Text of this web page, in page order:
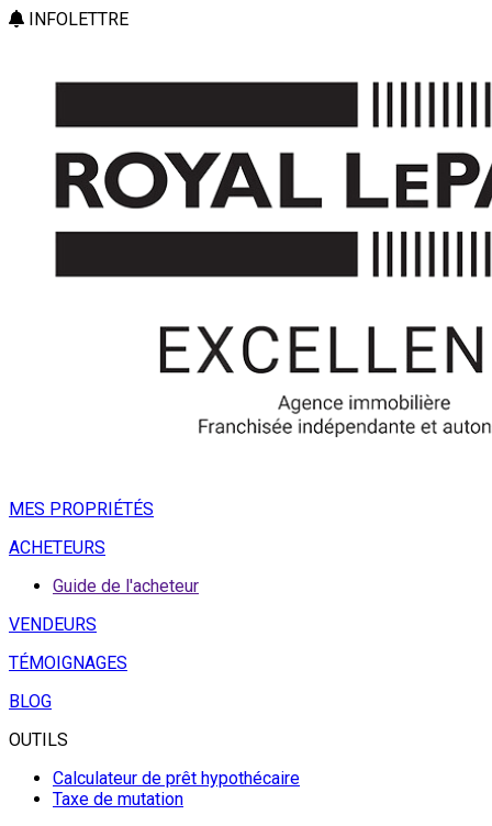
INFOLETTRE
MES PROPRIÉTÉS
ACHETEURS
Guide de l'acheteur
VENDEURS
TÉMOIGNAGES
BLOG
OUTILS
Calculateur de prêt hypothécaire
Taxe de mutation